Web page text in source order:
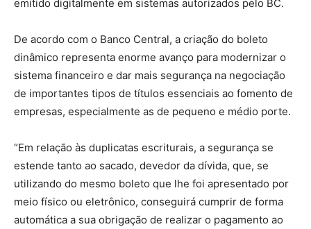
emitido digitalmente em sistemas autorizados pelo BC.
De acordo com o Banco Central, a criação do boleto
dinâmico representa enorme avanço para modernizar o
sistema financeiro e dar mais segurança na negociação
de importantes tipos de títulos essenciais ao fomento de
empresas, especialmente as de pequeno e médio porte.
“Em relação às duplicatas escriturais, a segurança se
estende tanto ao sacado, devedor da dívida, que, se
utilizando do mesmo boleto que lhe foi apresentado por
meio físico ou eletrônico, conseguirá cumprir de forma
automática a sua obrigação de realizar o pagamento ao